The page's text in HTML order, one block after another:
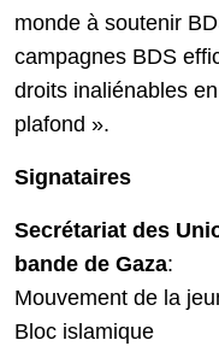
monde à soutenir
campagnes BDS
droits inaliénables
plafond ».
Signataires
Secrétariat des
bande de Gaza:
Mouvement de la
Bloc islamique